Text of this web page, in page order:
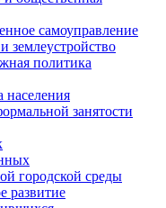
самоуправление
землеустройство
политика
населения
занятости
городской среды
развитие